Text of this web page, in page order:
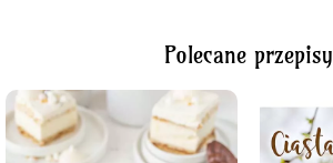
Polecane przepisy